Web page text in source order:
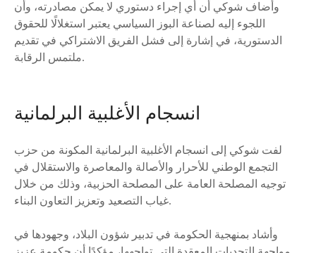
وأضاف شوكي أن أي إجراء دستوري لا يمكن مصادرته، وأن
اللجوء إليه لصناعة البوز السياسي يعتبر استغلالًا للحقوق
الدستورية، في إشارة إلى فشل الفريق الاشتراكي في تقديم
ملتمس الرقابة.
انسجام الأغلبية البرلمانية
لفت شوكي إلى انسجام الأغلبية البرلمانية المكونة من حزب
التجمع الوطني للأحرار والأصالة والمعاصرة والاستقلال في
توجيه المصلحة العامة على المصلحة الحزبية، وذلك من خلال
غياب التصعيد وتعزيز التعاون البناء.
وأشاد بمنهجية الحكومة في تدبير شؤون البلاد، وجهودها في